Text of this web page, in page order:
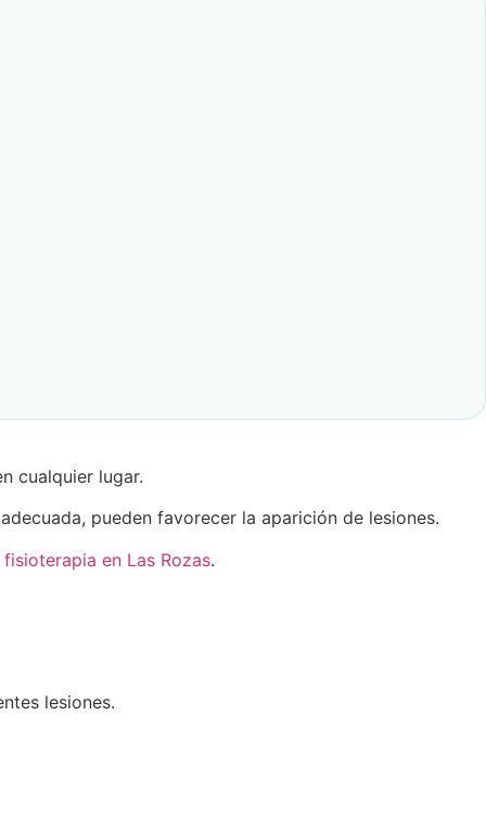
cualquier lugar.
pueden favorecer la aparición de lesiones.
fisioterapia en Las Rozas.
lesiones.